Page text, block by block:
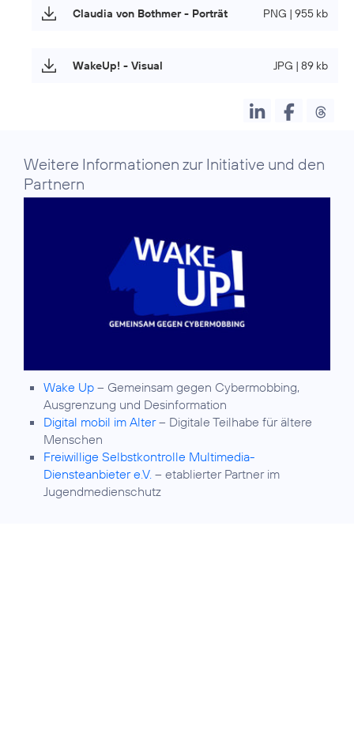
Claudia von Bothmer - Porträt PNG | 955 kb
WakeUp! - Visual JPG | 89 kb
Weitere Informationen zur Initiative und den
Partnern
Wake Up – Gemeinsam gegen Cybermobbing,
Ausgrenzung und Desinformation
Digital mobil im Alter– Digitale Teilhabe für ältere
Menschen
Freiwillige Selbstkontrolle Multimedia-
Diensteanbieter e.V. – etablierter Partner im
Jugendmedienschutz